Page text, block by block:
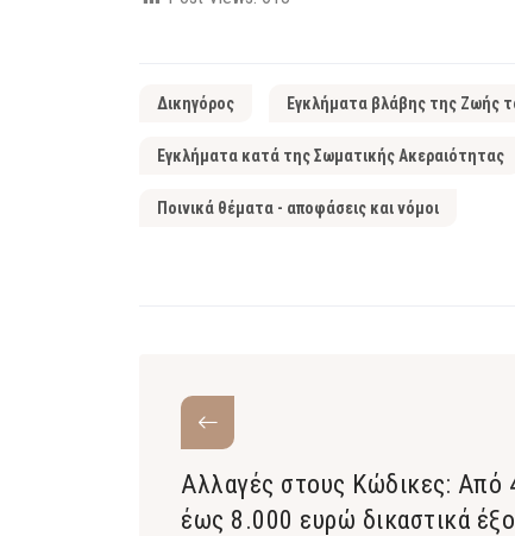
Δικηγόρος Εγκλήματα βλάβης της Ζωής
Εγκλήματα κατά της Σωματικής Ακεραιότητας
Ποινικά θέματα - αποφάσεις και νόμοι
Αλλαγές στους Κώδικες: Από
έως 8.000 ευρώ δικαστικά